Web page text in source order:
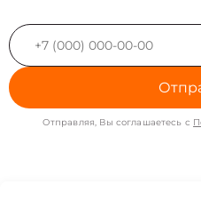
Отправляя, Вы соглашаетесь с